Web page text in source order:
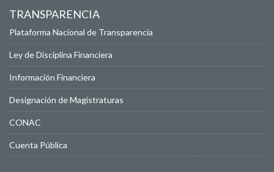
TRANSPARENCIA
Plataforma Nacional de Transparencia
Ley de Disciplina Financiera
Información Financiera
Designación de Magistraturas
CONAC
Cuenta Pública